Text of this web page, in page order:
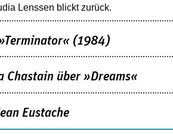
Lenssen blickt zurück.
(1984)
Chastain über »Dreams«
Eustache